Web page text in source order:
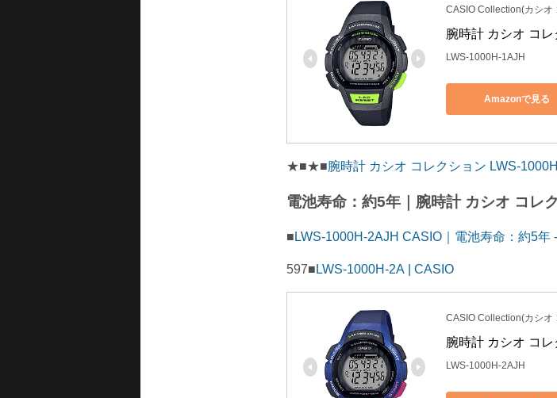
CASIO Collection(カシオ
腕時計 カシオ コ
LWS-1000H-1AJH
Amazonで見る
★■★■腕時計 カシオ コレクション LWS-
電池寿命：約5年｜腕時計 カシオ コレ
■ LWS-1000H-2AJH CASIO｜電池寿命：約5年
597■ LWS-1000H-2A | CASIO
CASIO Collection(カシオ
腕時計 カシオ コ
LWS-1000H-2AJH